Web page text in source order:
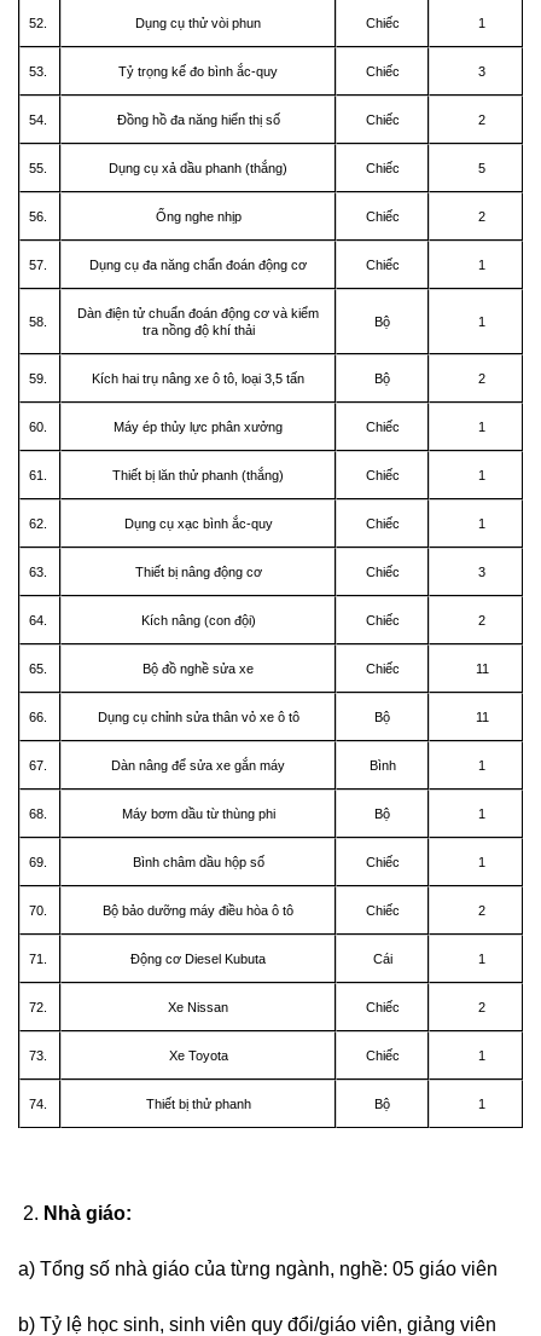
52. Dụng cụ thử vòi phun Chiếc 1
53. Tỷ trọng kế đo bình ắc-quy Chiếc 3
54. Đồng hồ đa năng hiển thị số Chiếc 2
55. Dụng cụ xả dầu phanh (thắng) Chiếc 5
56. Ống nghe nhịp Chiếc 2
57. Dụng cụ đa năng chẩn đoán động cơ Chiếc 1
58.
Dàn điện tử chuẩn đoán động cơ và kiểm
tra nồng độ khí thải
Bộ 1
59. Kích hai trụ nâng xe ô tô, loại 3,5 tấn Bộ 2
60. Máy ép thủy lực phân xưởng Chiếc 1
61. Thiết bị lăn thử phanh (thắng) Chiếc 1
62. Dụng cụ xạc bình ắc-quy Chiếc 1
63. Thiết bị nâng động cơ Chiếc 3
64. Kích nâng (con đội) Chiếc 2
65. Bộ đồ nghề sửa xe Chiếc 11
66. Dụng cụ chỉnh sửa thân vỏ xe ô tô Bộ 11
67. Dàn nâng để sửa xe gắn máy Bình 1
68. Máy bơm dầu từ thùng phi Bộ 1
69. Bình châm dầu hộp số Chiếc 1
70. Bộ bảo dưỡng máy điều hòa ô tô Chiếc 2
71. Động cơ Diesel Kubuta Cái 1
72. Xe Nissan Chiếc 2
73. Xe Toyota Chiếc 1
74. Thiết bị thử phanh Bộ 1
Nhà giáo:
a) Tổng số nhà giáo của từng ngành, nghề: 05 giáo viên
b) Tỷ lệ học sinh, sinh viên quy đổi/giáo viên, giảng viên